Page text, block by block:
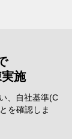
施
、自社基準(C
を確認しま